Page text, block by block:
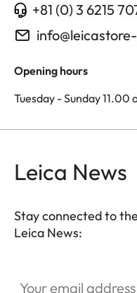
+81 (0) 3 6215
Opening hours
Tuesday - Sunday 11.00
Leica News
Stay connected to
Leica News: